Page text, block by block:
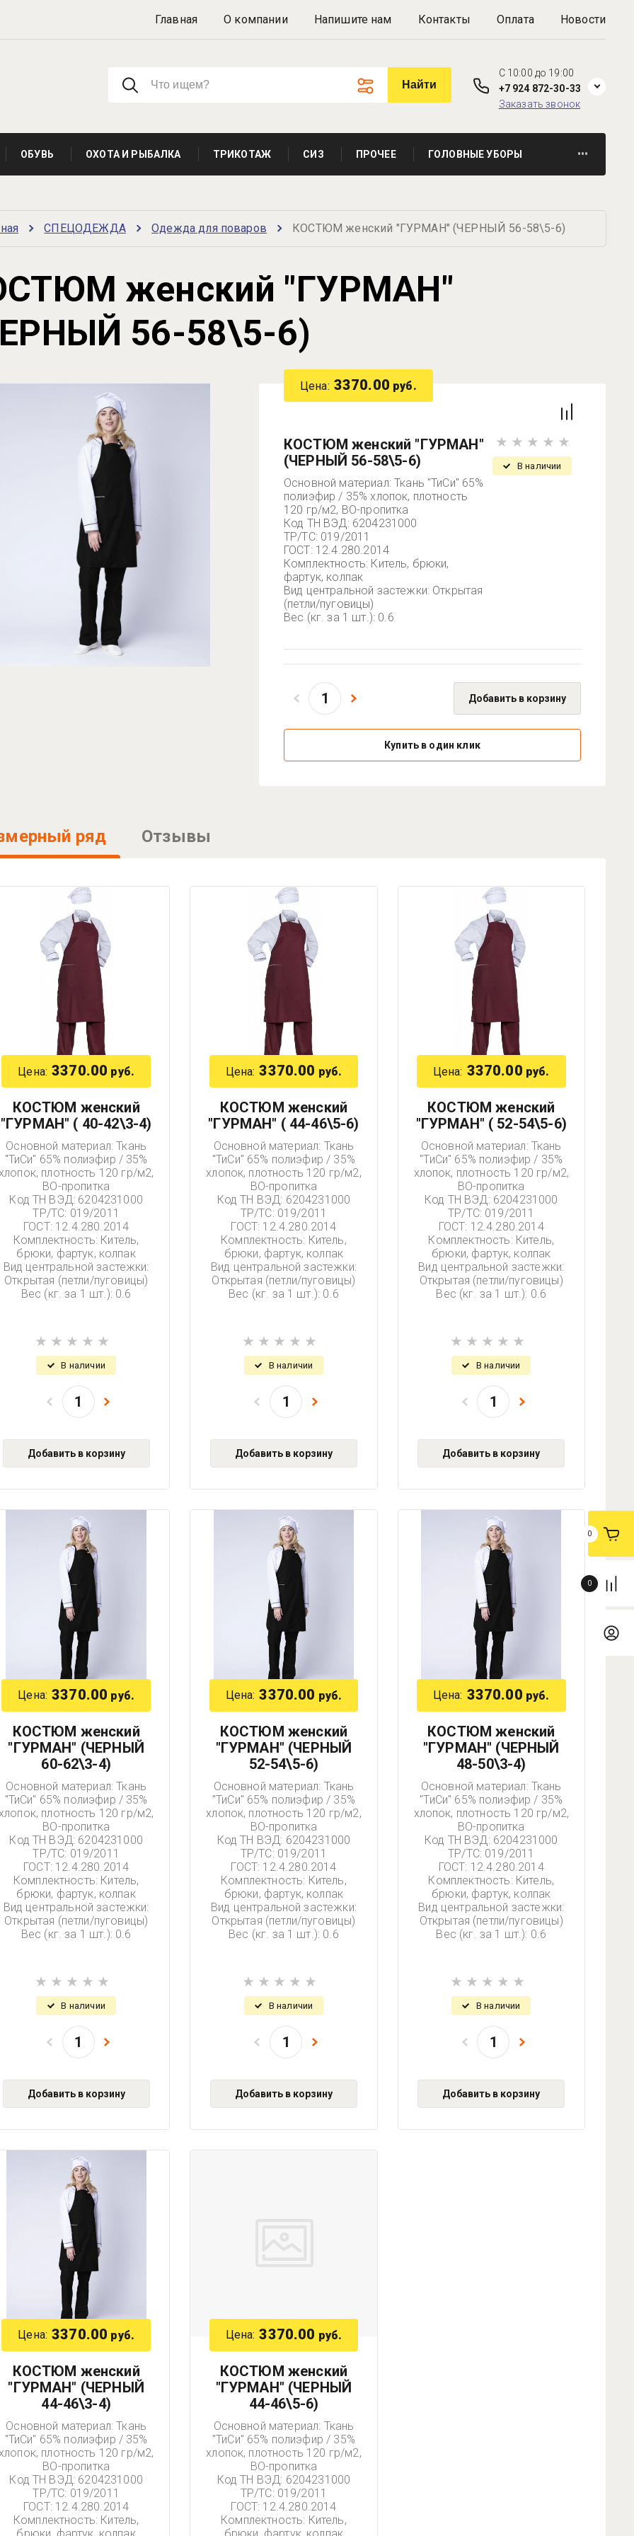
Главная О компании Напишите нам Контакты Оплата Новости
Найти
C 10:00 до 19:00
+7 924 872-30-33
Заказать звонок
ОБУВЬ ОХОТА И РЫБАЛКА ТРИКОТАЖ СИЗ ПРОЧЕЕ ГОЛОВНЫЕ УБОРЫ •••
0
0
СПЕЦОДЕЖДА Одежда для поваров КОСТЮМ женский "ГУРМАН" (ЧЕРНЫЙ 56-58\5-6)
женский "ГУРМАН"
56-58\5-6)
Цена: 3370.00 руб.
КОСТЮМ женский "ГУРМАН"
(ЧЕРНЫЙ 56-58\5-6)
Основной материал: Ткань "ТиСи" 65%
полиэфир / 35% хлопок, плотность
120 гр/м2, ВО-пропитка
Код ТН ВЭД: 6204231000
ТР/ТС: 019/2011
ГОСТ: 12.4.280.2014
Комплектность: Китель, брюки,
фартук, колпак
Вид центральной застежки: Открытая
(петли/пуговицы)
Вес (кг. за 1 шт.): 0.6
В наличии
Добавить в корзину
Купить в один клик
ряд Отзывы
Цена: 3370.00 руб.
КОСТЮМ женский
"ГУРМАН" ( 40-42\3-4)
Основной материал: Ткань
"ТиСи" 65% полиэфир / 35%
плотность 120 гр/м2,
ВО-пропитка
Код ТН ВЭД: 6204231000
ТР/ТС: 019/2011
ГОСТ: 12.4.280.2014
Комплектность: Китель,
брюки, фартук, колпак
Вид центральной застежки:
Открытая (петли/пуговицы)
Вес (кг. за 1 шт.): 0.6
В наличии
Добавить в корзину
Цена: 3370.00 руб.
КОСТЮМ женский
"ГУРМАН" ( 44-46\5-6)
Основной материал: Ткань
"ТиСи" 65% полиэфир / 35%
хлопок, плотность 120 гр/м2,
ВО-пропитка
Код ТН ВЭД: 6204231000
ТР/ТС: 019/2011
ГОСТ: 12.4.280.2014
Комплектность: Китель,
брюки, фартук, колпак
Вид центральной застежки:
Открытая (петли/пуговицы)
Вес (кг. за 1 шт.): 0.6
В наличии
Добавить в корзину
Цена: 3370.00 руб.
КОСТЮМ женский
"ГУРМАН" ( 52-54\5-6)
Основной материал: Ткань
"ТиСи" 65% полиэфир / 35%
хлопок, плотность 120 гр/м2,
ВО-пропитка
Код ТН ВЭД: 6204231000
ТР/ТС: 019/2011
ГОСТ: 12.4.280.2014
Комплектность: Китель,
брюки, фартук, колпак
Вид центральной застежки:
Открытая (петли/пуговицы)
Вес (кг. за 1 шт.): 0.6
В наличии
Добавить в корзину
Цена: 3370.00 руб.
КОСТЮМ женский
"ГУРМАН" (ЧЕРНЫЙ
60-62\3-4)
Основной материал: Ткань
"ТиСи" 65% полиэфир / 35%
плотность 120 гр/м2,
ВО-пропитка
Код ТН ВЭД: 6204231000
ТР/ТС: 019/2011
ГОСТ: 12.4.280.2014
Комплектность: Китель,
брюки, фартук, колпак
Вид центральной застежки:
Открытая (петли/пуговицы)
Вес (кг. за 1 шт.): 0.6
В наличии
Добавить в корзину
Цена: 3370.00 руб.
КОСТЮМ женский
"ГУРМАН" (ЧЕРНЫЙ
52-54\5-6)
Основной материал: Ткань
"ТиСи" 65% полиэфир / 35%
хлопок, плотность 120 гр/м2,
ВО-пропитка
Код ТН ВЭД: 6204231000
ТР/ТС: 019/2011
ГОСТ: 12.4.280.2014
Комплектность: Китель,
брюки, фартук, колпак
Вид центральной застежки:
Открытая (петли/пуговицы)
Вес (кг. за 1 шт.): 0.6
В наличии
Добавить в корзину
Цена: 3370.00 руб.
КОСТЮМ женский
"ГУРМАН" (ЧЕРНЫЙ
48-50\3-4)
Основной материал: Ткань
"ТиСи" 65% полиэфир / 35%
хлопок, плотность 120 гр/м2,
ВО-пропитка
Код ТН ВЭД: 6204231000
ТР/ТС: 019/2011
ГОСТ: 12.4.280.2014
Комплектность: Китель,
брюки, фартук, колпак
Вид центральной застежки:
Открытая (петли/пуговицы)
Вес (кг. за 1 шт.): 0.6
В наличии
Добавить в корзину
Цена: 3370.00 руб.
КОСТЮМ женский
"ГУРМАН" (ЧЕРНЫЙ
44-46\3-4)
Основной материал: Ткань
"ТиСи" 65% полиэфир / 35%
плотность 120 гр/м2,
ВО-пропитка
Код ТН ВЭД: 6204231000
ТР/ТС: 019/2011
ГОСТ: 12.4.280.2014
Комплектность: Китель,
Цена: 3370.00 руб.
КОСТЮМ женский
"ГУРМАН" (ЧЕРНЫЙ
44-46\5-6)
Основной материал: Ткань
"ТиСи" 65% полиэфир / 35%
хлопок, плотность 120 гр/м2,
ВО-пропитка
Код ТН ВЭД: 6204231000
ТР/ТС: 019/2011
ГОСТ: 12.4.280.2014
Комплектность: Китель,